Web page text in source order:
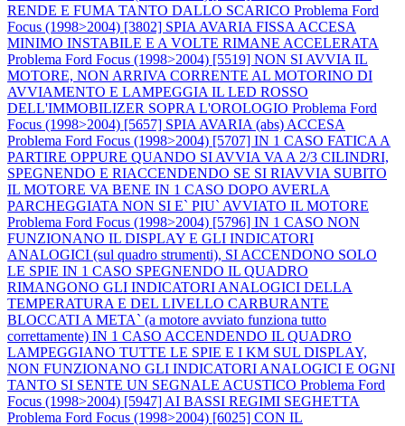
RENDE E FUMA TANTO DALLO SCARICO Problema Ford
Focus (1998>2004) [3802] SPIA AVARIA FISSA ACCESA
MINIMO INSTABILE E A VOLTE RIMANE ACCELERATA
Problema Ford Focus (1998>2004) [5519] NON SI AVVIA IL
MOTORE, NON ARRIVA CORRENTE AL MOTORINO DI
AVVIAMENTO E LAMPEGGIA IL LED ROSSO
DELL'IMMOBILIZER SOPRA L'OROLOGIO Problema Ford
Focus (1998>2004) [5657] SPIA AVARIA (abs) ACCESA
Problema Ford Focus (1998>2004) [5707] IN 1 CASO FATICA A
PARTIRE OPPURE QUANDO SI AVVIA VA A 2/3 CILINDRI,
SPEGNENDO E RIACCENDENDO SE SI RIAVVIA SUBITO
IL MOTORE VA BENE IN 1 CASO DOPO AVERLA
PARCHEGGIATA NON SI E` PIU` AVVIATO IL MOTORE
Problema Ford Focus (1998>2004) [5796] IN 1 CASO NON
FUNZIONANO IL DISPLAY E GLI INDICATORI
ANALOGICI (sul quadro strumenti), SI ACCENDONO SOLO
LE SPIE IN 1 CASO SPEGNENDO IL QUADRO
RIMANGONO GLI INDICATORI ANALOGICI DELLA
TEMPERATURA E DEL LIVELLO CARBURANTE
BLOCCATI A META` (a motore avviato funziona tutto
correttamente) IN 1 CASO ACCENDENDO IL QUADRO
LAMPEGGIANO TUTTE LE SPIE E I KM SUL DISPLAY,
NON FUNZIONANO GLI INDICATORI ANALOGICI E OGNI
TANTO SI SENTE UN SEGNALE ACUSTICO Problema Ford
Focus (1998>2004) [5947] AI BASSI REGIMI SEGHETTA
Problema Ford Focus (1998>2004) [6025] CON IL